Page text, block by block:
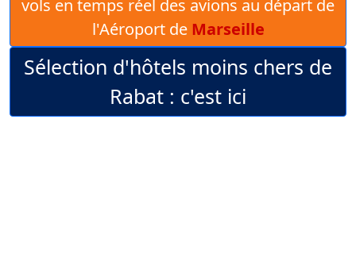
vols en temps réel des avions au départ de
l'Aéroport de Marseille
Sélection d'hôtels moins chers de
Rabat : c'est ici